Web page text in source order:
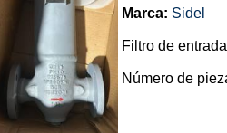
Marca: Sidel
Filtro de
Número de